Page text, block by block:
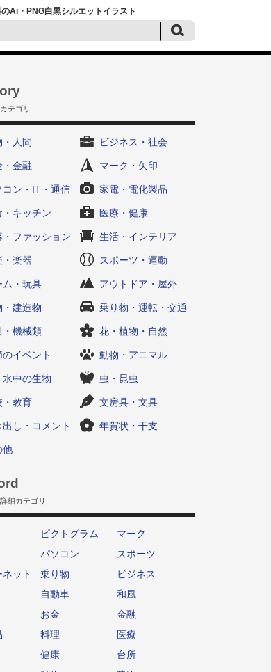
Ai・PNG白黒シルエットイラスト
テゴリ
・人間 ビジネス・社会
・金融 マーク・矢印
コン・IT・通信 家電・電化製品
・キッチン 医療・健康
・ファッション 生活・インテリア
・楽器 スポーツ・運動
ム・玩具 アウトドア・屋外
・建造物 乗り物・運転・交通
・機械類 花・植物・自然
のイベント 動物・アニマル
水中の生物 虫・昆虫
・教育 文房具・文具
出し・コメント 年賀状・干支
他
細カテゴリ
ピクトグラム
マーク
パソコン
スポーツ
ット
乗り物
ビジネス
自動車
和風
お金
金融
料理
医療
健康
台所